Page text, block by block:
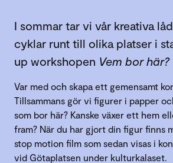
I sommar tar vi vår kreativa
cyklar runt till olika platser i
up workshopen Vem bor här?
Var med och skapa ett gemensamt
Tillsammans gör vi figurer i papper
som bor här? Kanske växer ett hem
fram? När du har gjort din figur finns
stop motion film som sedan visas i
vid Götaplatsen under kulturkalaset.